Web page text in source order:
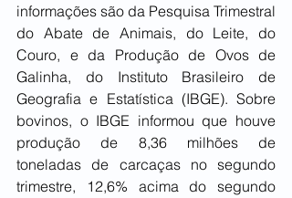
informações são da Pesquisa Trimestral
do Abate de Animais, do Leite, do
Couro, e da Produção de Ovos de
Galinha, do Instituto Brasileiro de
Geografia e Estatística (IBGE). Sobre
bovinos, o IBGE informou que houve
produção de 8,36 milhões de
toneladas de carcaças no segundo
trimestre, 12,6% acima do segundo